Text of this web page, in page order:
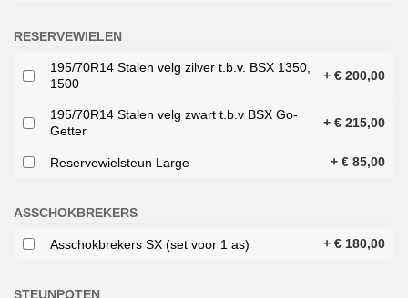
RESERVEWIELEN
195/70R14 Stalen velg zilver t.b.v. BSX 1350,
1500
+ € 200,00
195/70R14 Stalen velg zwart t.b.v BSX Go-
Getter
+ € 215,00
Reservewielsteun Large + € 85,00
ASSCHOKBREKERS
Asschokbrekers SX (set voor 1 as) + € 180,00
STEUNPOTEN